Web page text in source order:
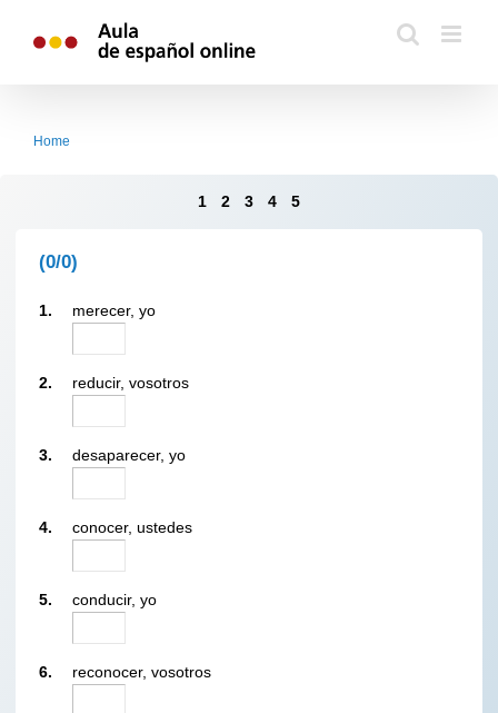
Home
1 2 3 4 5
(0/0)
1. merecer, yo
2. reducir, vosotros
3. desaparecer, yo
4. conocer, ustedes
5. conducir, yo
6. reconocer, vosotros